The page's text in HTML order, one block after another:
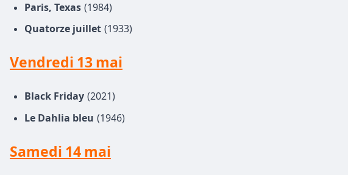
Paris, Texas (1984)
Quatorze juillet (1933)
Vendredi 13 mai
Black Friday (2021)
Le Dahlia bleu (1946)
Samedi 14 mai